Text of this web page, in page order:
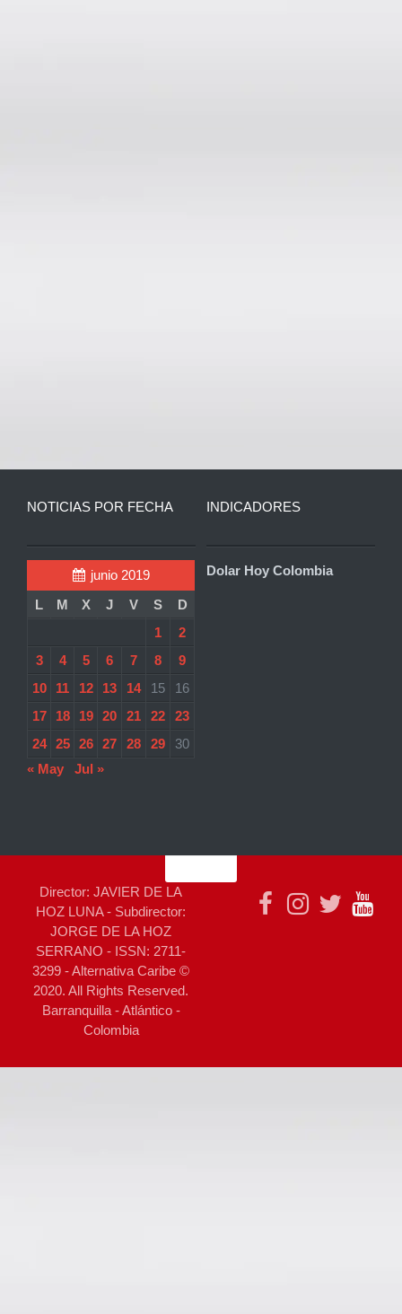
NOTICIAS POR FECHA
junio 2019
L
M X J V S
D
1
2
3
4 5 6 7 8
9
10
11 12 13 14 15
16
17
18 19 20 21 22
23
24
25 26 27 28 29
30
« May
Jul »
INDICADORES
Dolar Hoy Colombia
Director: JAVIER DE LA
HOZ LUNA - Subdirector:
JORGE DE LA HOZ
SERRANO - ISSN: 2711-
3299 - Alternativa Caribe ©
2020. All Rights Reserved.
Barranquilla - Atlántico -
Colombia